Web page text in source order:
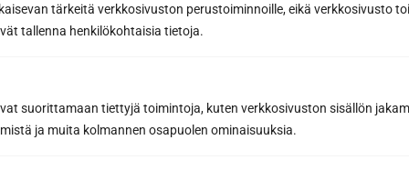
tärkeitä verkkosivuston perustoiminnoille, eikä verkkosivusto
tallenna henkilökohtaisia tietoja.
suorittamaan tiettyjä toimintoja, kuten verkkosivuston sisällön
ja muita kolmannen osapuolen ominaisuuksia.